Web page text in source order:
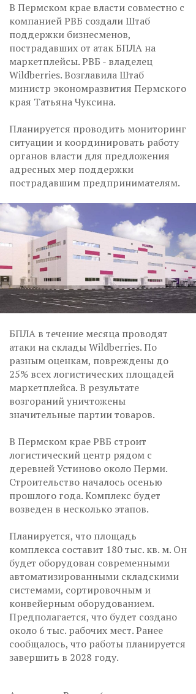
В Пермском крае власти совместно с
компанией РВБ создали Штаб
поддержки бизнесменов,
пострадавших от атак БПЛА на
маркетплейсы. РВБ - владелец
Wildberries. Возглавила Штаб
министр экономразвития Пермского
края Татьяна Чуксина.
Планируется проводить мониторинг
ситуации и координировать работу
органов власти для предложения
адресных мер поддержки
пострадавшим предпринимателям.
БПЛА в течение месяца проводят
атаки на склады Wildberries. По
разным оценкам, повреждены до
25% всех логистических площадей
маркетплейса. В результате
возгораний уничтожены
значительные партии товаров.
В Пермском крае РВБ строит
логистический центр рядом с
деревней Устиново около Перми.
Строительство началось осенью
прошлого года. Комплекс будет
возведен в несколько этапов.
Планируется, что площадь
комплекса составит 180 тыс. кв. м. Он
будет оборудован современными
автоматизированными складскими
системами, сортировочным и
конвейерным оборудованием.
Предполагается, что будет создано
около 6 тыс. рабочих мест. Ранее
сообщалось, что работы планируется
завершить в 2028 году.